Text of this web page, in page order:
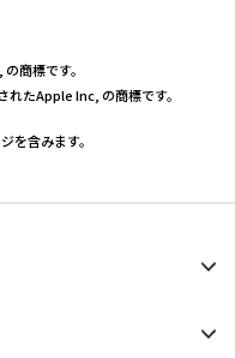
商標です。
たApple Inc, の商標です。
を含みます。